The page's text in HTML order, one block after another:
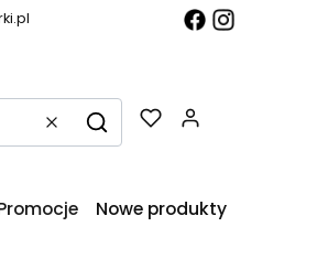
WyczyśćSzukaj
Nowe produkty